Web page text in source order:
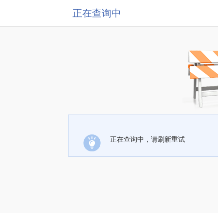
正在查询中
正在查询中，请刷新重试